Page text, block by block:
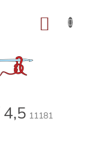
4,5 11181